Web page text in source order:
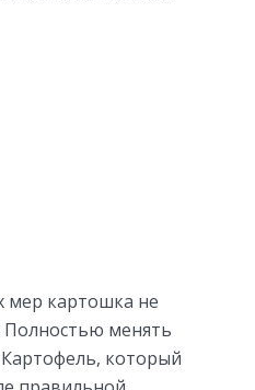
мер картошка не
Полностью менять
который